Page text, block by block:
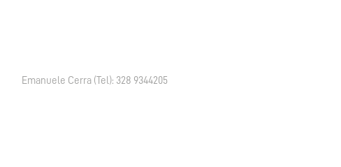
Emanuele Cerra (Tel): 328 9344205